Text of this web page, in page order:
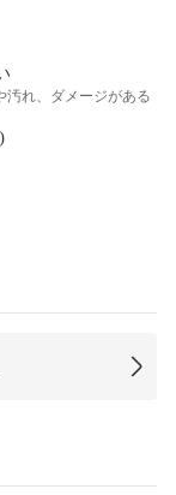
汚れ、ダメージがある